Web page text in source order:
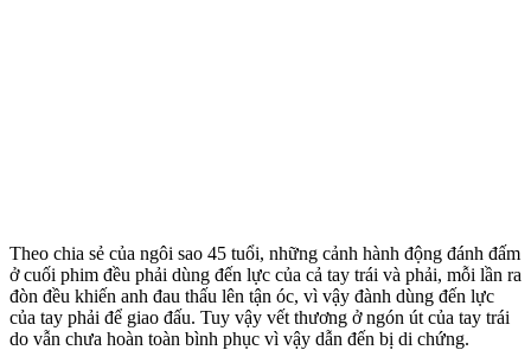
Theo chia sẻ của ngôi sao 45 tuổi, những cảnh hành động đánh đấm
ở cuối phim đều phải dùng đến lực của cả tay trái và phải, mỗi lần ra
đòn đều khiến anh đau thấu lên tận óc, vì vậy đành dùng đến lực
của tay phải để giao đấu. Tuy vậy vết thương ở ngón út của tay trái
do vẫn chưa hoàn toàn bình phục vì vậy dẫn đến bị di chứng.